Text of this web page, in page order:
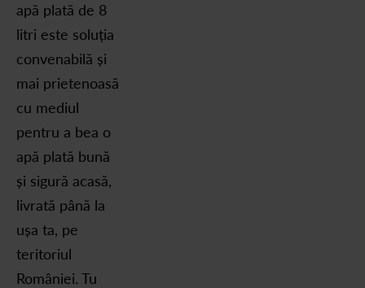
apă plată de 8
litri este soluția
convenabilă și
mai prietenoasă
cu mediul
pentru a bea o
apă plată bună
și sigură acasă,
livrată până la
ușa ta, pe
teritoriul
României. Tu